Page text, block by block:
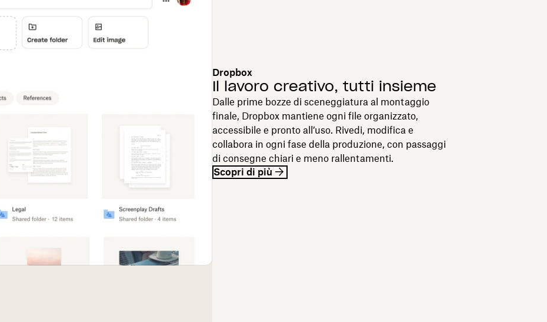
Dropbox
Il lavoro creativo, tutti insieme
Dalle prime bozze di sceneggiatura al montaggio
finale, Dropbox mantiene ogni file organizzato,
accessibile e pronto all’uso. Rivedi, modifica e
collabora in ogni fase della produzione, con passaggi
di consegne chiari e meno rallentamenti.
Scopri di più